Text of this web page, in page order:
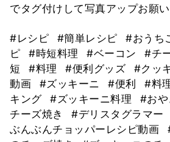
でタグ付けして写真アップお願
#レシピ #簡単レシピ #おうち
ピ
#時短料理 #ベーコン #チ
短
#料理 #便利グッズ #クッ
動画
#ズッキーニ #便利 #料
キング
#ズッキーニ料理 #おや
チーズ焼き
#デリスタグラマー
ぶんぶんチョッパーレシピ動画